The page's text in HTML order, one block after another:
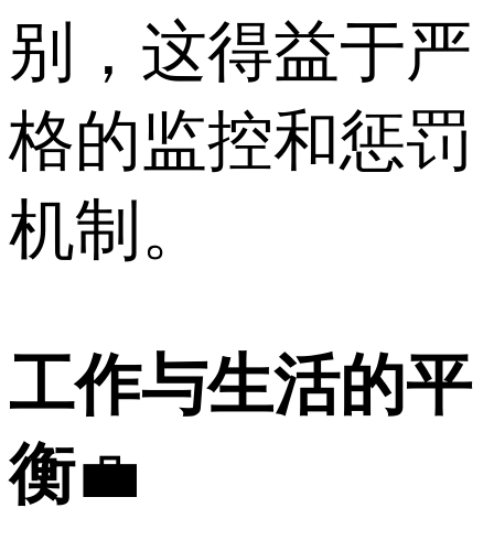
别，这得益于严
格的监控和惩罚
机制。
工作与生活的平
衡💼